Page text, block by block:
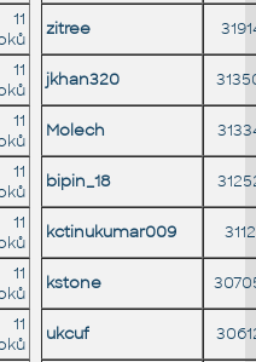
11
zitree
11
jkhan320
11
Molech
11
bipin_18
11
kctinukumar009
11
kstone
11
ukcuf